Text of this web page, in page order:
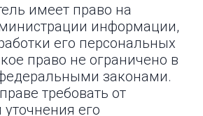
имеет право на
информации,
его персональных
право не ограничено в
законами.
требовать от
его